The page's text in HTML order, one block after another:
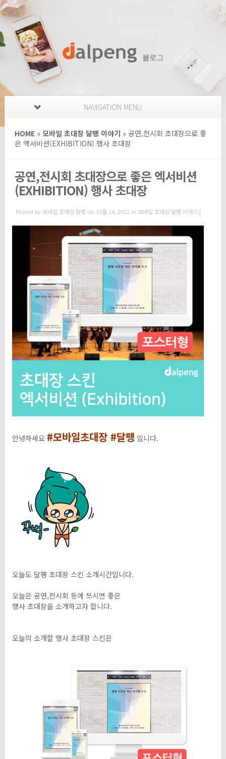
NAVIGATION MENU
HOME » 모바일 초대장 달팽 이야기 »공연,전시회 초대장으로 좋
은 엑서비션(EXHIBITION) 행사 초대장
공연,전시회 초대장으로 좋은 엑서비션
(EXHIBITION) 행사 초대장
Posted by 모바일 초대장 달팽 on 12월 14, 2022 in 모바일 초대장 달팽 이야기 |
안녕하세요 #모바일초대장 #달팽​ 입니다.
​오늘도 달팽 초대장 스킨 소개시간입니다.
​오늘은 공연,전시회 등에 쓰시면 좋은
행사 초대장을 소개하고자 합니다.
오늘의 소개할 행사 초대장 스킨은